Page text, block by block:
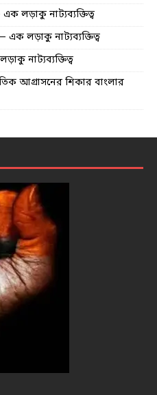
লড়াকু নাট্যব্যক্তিত্ব
লড়াকু নাট্যব্যক্তিত্ব
নাট্যব্যক্তিত্ব
আগ্রাসনের শিকার বাংলার